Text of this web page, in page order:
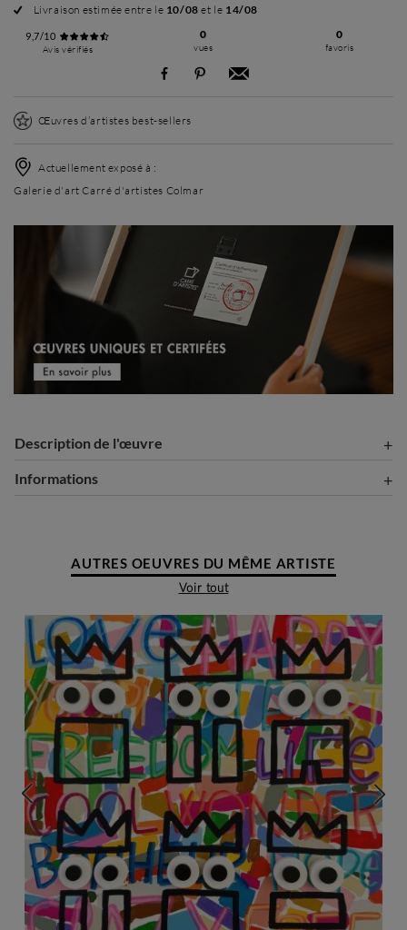
Livraison estimée entre le 10/08 et le 14/08
9,7/10
Avis vérifiés
0
vues
0
favoris
Œuvres d’artistes best-sellers
Actuellement exposé à :
Galerie d'art Carré d'artistes Colmar
Description de l'œuvre
Informations
AUTRES OEUVRES DU MÊME ARTISTE
Voir tout